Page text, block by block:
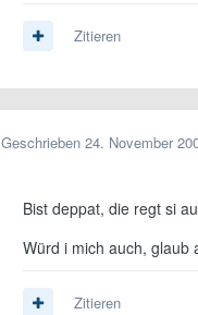
Zitieren
Geschrieben 24. November
Bist deppat, die regt si
Würd i mich auch, glaub
Zitieren